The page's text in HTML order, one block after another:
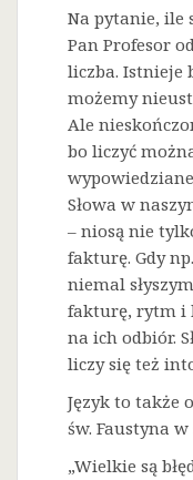
Na pytanie, ile
Pan Profesor
liczba. Istnieje
możemy
Ale
bo liczyć
Słowa w
– niosą nie
fakturę. Gdy
niemal
fakturę, rytm i
na ich odbiór.
liczy się też
Język to także
św. Faustyna
„Wielkie są